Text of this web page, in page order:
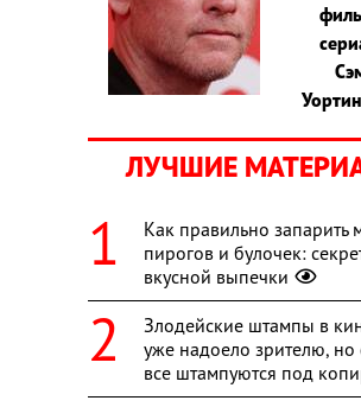
ЛУЧШИЕ
Как правильно запарить
пирогов и булочек:
вкусной выпечки
Злодейские штампы в
уже надоело зрителю,
все штампуются под